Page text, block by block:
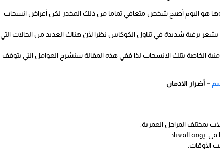
وها هو اليوم أصبح شخص متعافي تماما من ذلك المخدر لكن أعراض انسحاب
برغبة شديدة في تناول الكوكايين نظرا لأن هناك العديد من الحالات التي
الخاصة بتلك الانسحاب لذا ففي هذه المقالة سنشرح العوامل التي يتوقف
– أضرار الادمان
بمختلف المراحل العمرية.
يومه المعتاد.
الأوقات.